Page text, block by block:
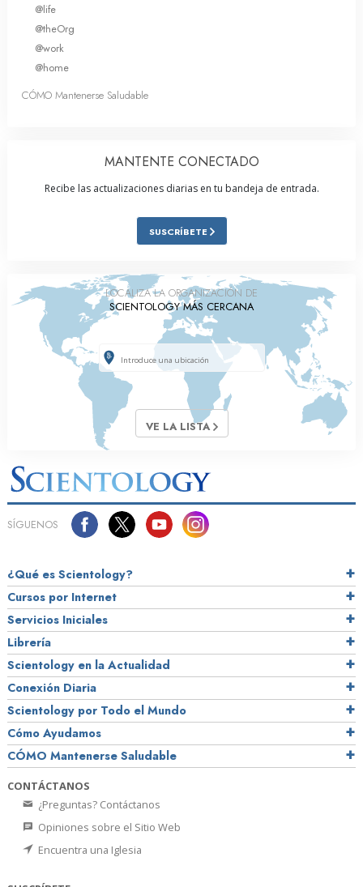
@life
@theOrg
@work
@home
CÓMO Mantenerse Saludable
MANTENTE CONECTADO
Recibe las actualizaciones diarias en tu bandeja de entrada.
SUSCRÍBETE
LOCALIZA LA ORGANIZACIÓN DE
SCIENTOLOGY MÁS CERCANA
VE LA LISTA
SÍGUENOS
¿Qué es Scientology?
Cursos por Internet
Servicios Iniciales
Librería
Scientology en la Actualidad
Conexión Diaria
Scientology por Todo el Mundo
Cómo Ayudamos
CÓMO Mantenerse Saludable
CONTÁCTANOS
¿Preguntas? Contáctanos
Opiniones sobre el Sitio Web
Encuentra una Iglesia